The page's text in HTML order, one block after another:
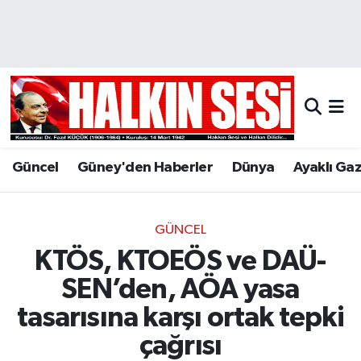
Güncel Güney'den Haberler Dünya Ayaklı
GÜNCEL
KTÖS, KTOEÖS ve DAÜ-
SEN’den, AÖA yasa
tasarısına karşı ortak tepki
çağrısı
Hava Durumu
Trafik Durumu
Son Dakika Haberleri